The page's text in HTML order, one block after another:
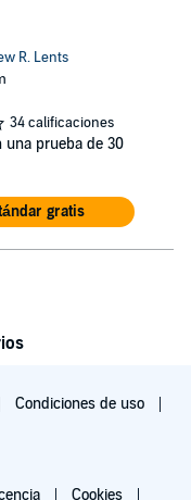
R. Lents
34 calificaciones
una prueba de 30
gratis
Condiciones de uso
Cookies